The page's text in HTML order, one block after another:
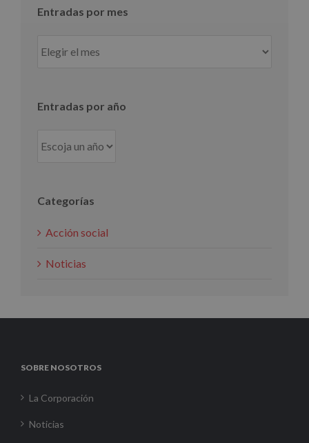
Entradas por mes
por
Entradas por año
Categorías
Acción social
Noticias
SOBRE NOSOTROS
La Corporación
Noticias